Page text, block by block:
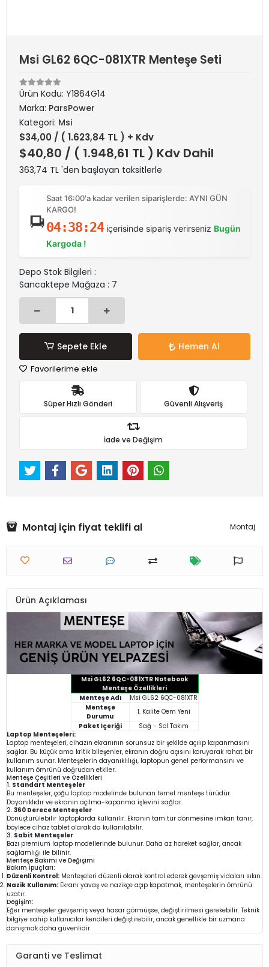
Msi GL62 6QC-081XTR Menteşe Seti
Ürün Kodu: Y1864G14
Marka: ParsPower
Kategori: Msi
$34,00 / ( 1.623,84 TL ) + Kdv
$40,80 / ( 1.948,61 TL ) Kdv Dahil
363,74 TL 'den başlayan taksitlerle
Saat 16:00'a kadar verilen siparişlerde: AYNI GÜN
KARGO!
04:38:24içerisinde sipariş verirseniz Bugün
Kargoda !
Depo Stok Bilgileri :
Sancaktepe Mağaza : 7
Sepete Ekle Hemen Al
Favorilerime ekle
Süper Hızlı Gönderi Güvenli Alışveriş
İade ve Değişim
Montaj için fiyat teklifi al Montaj
Ürün Açıklaması
Msi GL62 6QC-081XTR Notebook
Menteşe Özellikleri
Menteşe Adı
Msi GL62 6QC-081XTR
Menteşe
Durumu
1. Kalite Oem Yeni
Paket İçeriği
Sağ - Sol Takım
Laptop Menteşeleri:
Laptop menteşeleri, cihazın ekranının sorunsuz bir şekilde açılıp kapanmasını
sağlar. Bu küçük ama kritik bileşenler, ekranın doğru açısını koruyarak rahat bir
kullanım sunar. Menteşelerin dayanıklılığı, laptopun genel performansını ve
kullanım ömrünü doğrudan etkiler.
Menteşe Çeşitleri ve Özellikleri
1. Standart Menteşeler
Bu menteşeler, çoğu laptop modelinde bulunan temel menteşe türüdür.
Dayanıklıdır ve ekranın açılma-kapanma işlevini sağlar.
2. 360 Derece Menteşeler
Dönüştürülebilir laptoplarda kullanılır. Ekranın tam tur dönmesine imkan tanır,
böylece cihaz tablet olarak da kullanılabilir.
3. Sabit Menteşeler
Bazı premium laptop modellerinde bulunur. Daha az hareket sağlar, ancak
sağlamlığı ile bilinir.
Menteşe Bakımı ve Değişimi
Bakım İpuçları:
Düzenli Kontrol: Menteşeleri düzenli olarak kontrol ederek gevşemiş vidaları sıkın.
Nazik Kullanım: Ekranı yavaş ve nazikçe açıp kapatmak, menteşelerin ömrünü
uzatır.
Değişim:
Eğer menteşeler gevşemiş veya hasar görmüşse, değiştirilmesi gerekebilir. Teknik
bilgiye sahip kullanıcılar kendileri değiştirebilir, ancak genellikle bir uzmana
danışmak daha güvenlidir.
Garanti ve Teslimat